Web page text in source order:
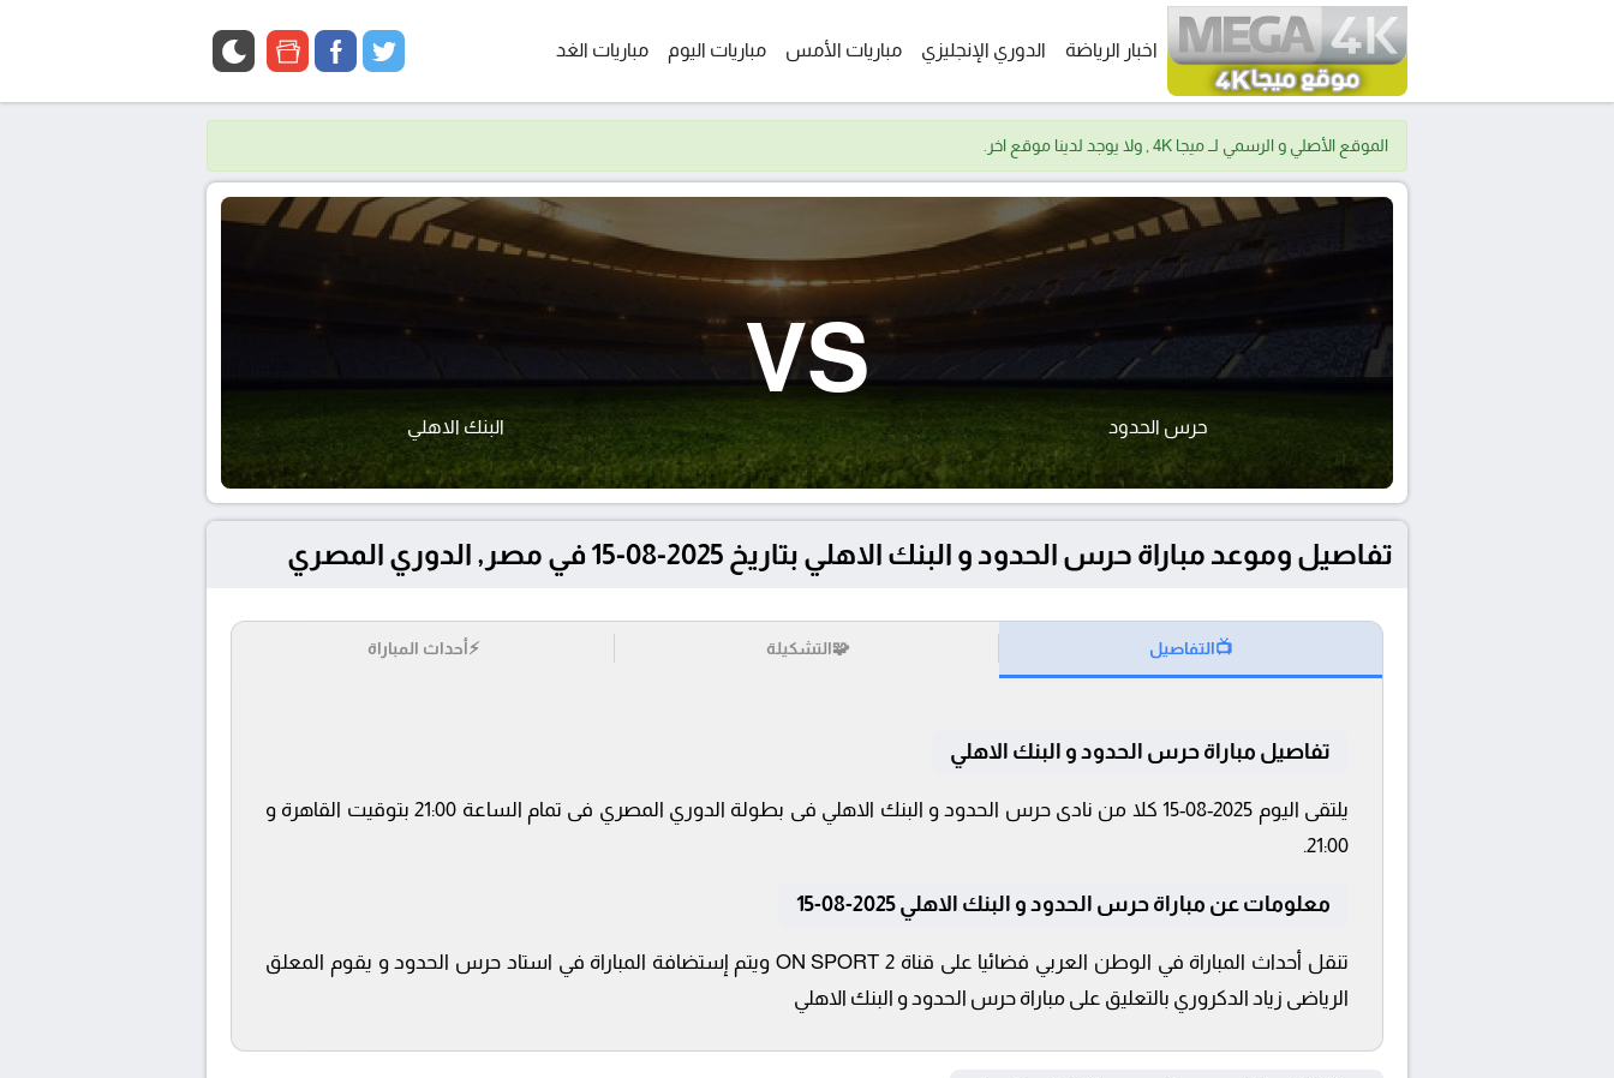
اخبار الرياضة الدوري الإنجليزي مباريات الأمس مباريات اليوم مباريات الغد twitter
facebook
google
الموقع الأصلي و الرسمي لــ ميجا 4K , ولا يوجد لدينا موقع اخر.
حرس الحدود
VS
البنك الاهلي
تفاصيل وموعد مباراة حرس الحدود و البنك الاهلي بتاريخ 2025-08-15 في مصر, الدوري المصري
📺التفاصيل 🧩التشكيلة ⚡أحداث المباراة
تفاصيل مباراة حرس الحدود و البنك الاهلي
يلتقى اليوم 2025-08-15 كلا من نادى حرس الحدود و البنك الاهلي فى بطولة الدوري المصري فى تمام الساعة 21:00 بتوقيت القاهرة و
21:00.
معلومات عن مباراة حرس الحدود و البنك الاهلي 2025-08-15
تنقل أحداث المباراة في الوطن العربي فضائيا على قناة ON SPORT 2 ويتم إستضافة المباراة في استاد حرس الحدود و يقوم المعلق
الرياضى زياد الدكروري بالتعليق على مباراة حرس الحدود و البنك الاهلي